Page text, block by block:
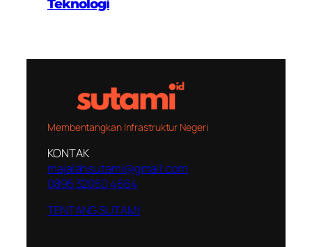
Teknologi
Membentangkan Infrastruktur Negeri
KONTAK
majalahsutami@gmail.com
0895 32050 4664
TENTANG SUTAMI